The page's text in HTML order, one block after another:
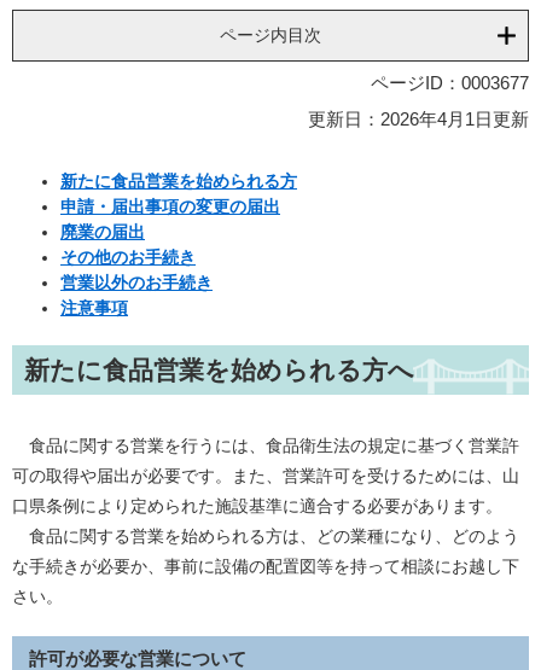
ページ内目次
ページID：0003677
更新日：2026年4月1日更新
新たに食品営業を始められる方
申請・届出事項の変更の届出
廃業の届出
その他のお手続き
営業以外のお手続き
注意事項
新たに食品営業を始められる方へ
食品に関する営業を行うには、食品衛生法の規定に基づく営業許
可の取得や届出が必要です。また、営業許可を受けるためには、山
口県条例により定められた施設基準に適合する必要があります。
食品に関する営業を始められる方は、どの業種になり、どのよう
な手続きが必要か、事前に設備の配置図等を持って相談にお越し下
さい。
許可が必要な営業について